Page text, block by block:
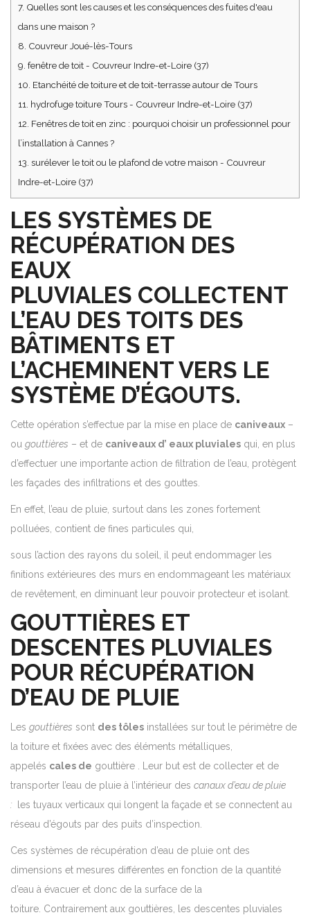
7. Quelles sont les causes et les conséquences des fuites d'eau
dans une maison ?
8. Couvreur Joué-lès-Tours
9. fenêtre de toit - Couvreur Indre-et-Loire (37)
10. Etanchéité de toiture et de toit-terrasse autour de Tours
11. hydrofuge toiture Tours - Couvreur Indre-et-Loire (37)
12. Fenêtres de toit en zinc : pourquoi choisir un professionnel pour
l’installation à Cannes ?
13. surélever le toit ou le plafond de votre maison - Couvreur
Indre-et-Loire (37)
LES SYSTÈMES DE
RÉCUPÉRATION DES
EAUX
PLUVIALES COLLECTENT
L’EAU DES TOITS DES
BÂTIMENTS ET
L’ACHEMINENT VERS LE
SYSTÈME D’ÉGOUTS.
Cette opération s’effectue par la mise en place de caniveaux –
ou gouttières – et de caniveaux d’ eaux pluviales qui, en plus
d’effectuer une importante action de filtration de l’eau, protègent
les façades des infiltrations et des gouttes.
En effet, l’eau de pluie, surtout dans les zones fortement
polluées, contient de fines particules qui,
sous l’action des rayons du soleil, il peut endommager les
finitions extérieures des murs en endommageant les matériaux
de revêtement, en diminuant leur pouvoir protecteur et isolant.
GOUTTIÈRES ET
DESCENTES PLUVIALES
POUR RÉCUPÉRATION
D’EAU DE PLUIE
Les gouttières sont des tôles installées sur tout le périmètre de
la toiture et fixées avec des éléments métalliques,
appelés cales de gouttière . Leur but est de collecter et de
transporter l’eau de pluie à l’intérieur des canaux d’eau de pluie
:
les tuyaux verticaux qui longent la façade et se connectent au
réseau d’égouts par des puits d’inspection.
Ces systèmes de récupération d’eau de pluie ont des
dimensions et mesures différentes en fonction de la quantité
d’eau à évacuer et donc de la surface de la
toiture. Contrairement aux gouttières, les descentes pluviales